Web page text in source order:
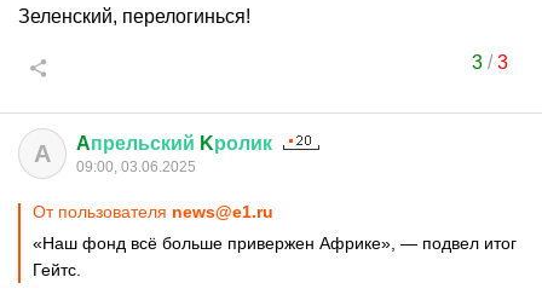
Зеленский, перелогинься!
3/3
A Aпрельский Kролик
09:00, 03.06.2025
От пользователя news@e1.ru
«Наш фонд всё больше привержен Африке», — подвел итог
Гейтс.